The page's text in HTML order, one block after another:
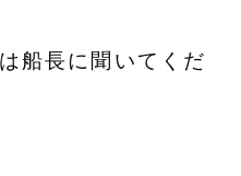
船長に聞いてくだ